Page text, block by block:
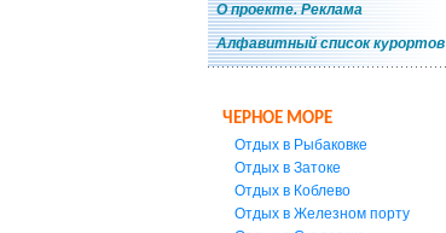
О проекте. Реклама
Алфавитный список курортов
ЧЕРНОЕ МОРЕ
Отдых в Рыбаковке
Отдых в Затоке
Отдых в Коблево
Отдых в Железном порту